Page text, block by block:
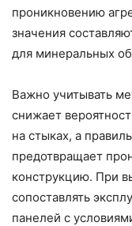
проникновению
значения
для минеральных
Важно учитывать
снижает
на стыках, а
предотвращает
конструкцию. При
сопоставлять
панелей с